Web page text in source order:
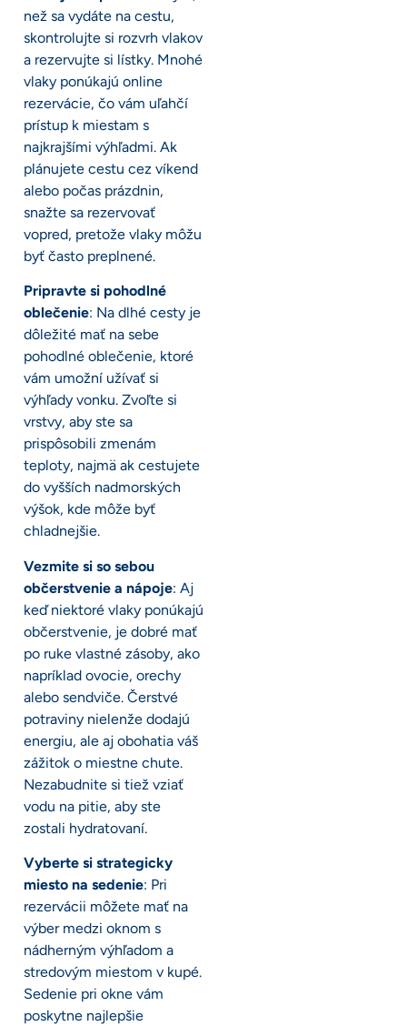
než sa vydáte na cestu,
skontrolujte si rozvrh vlakov
a rezervujte si lístky. Mnohé
vlaky ponúkajú online
rezervácie, čo vám uľahčí
prístup k miestam s
najkrajšími výhľadmi. Ak
plánujete cestu cez víkend
alebo počas prázdnin,
snažte sa rezervovať
vopred, pretože vlaky môžu
byť často preplnené.
Pripravte si pohodlné
oblečenie: Na dlhé cesty je
dôležité mať na sebe
pohodlné oblečenie, ktoré
vám umožní užívať si
výhľady vonku. Zvoľte si
vrstvy, aby ste sa
prispôsobili zmenám
teploty, najmä ak cestujete
do vyšších nadmorských
výšok, kde môže byť
chladnejšie.
Vezmite si so sebou
občerstvenie a nápoje: Aj
keď niektoré vlaky ponúkajú
občerstvenie, je dobré mať
po ruke vlastné zásoby, ako
napríklad ovocie, orechy
alebo sendviče. Čerstvé
potraviny nielenže dodajú
energiu, ale aj obohatia váš
zážitok o miestne chute.
Nezabudnite si tiež vziať
vodu na pitie, aby ste
zostali hydratovaní.
Vyberte si strategicky
miesto na sedenie: Pri
rezervácii môžete mať na
výber medzi oknom s
nádherným výhľadom a
stredovým miestom v kupé.
Sedenie pri okne vám
poskytne najlepšie